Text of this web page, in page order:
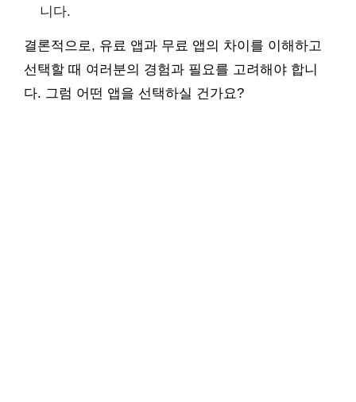
니다.
결론적으로, 유료 앱과 무료 앱의 차이를 이해하고
선택할 때 여러분의 경험과 필요를 고려해야 합니
다. 그럼 어떤 앱을 선택하실 건가요?